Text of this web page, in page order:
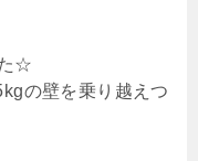
☆
の壁を乗り越えつ